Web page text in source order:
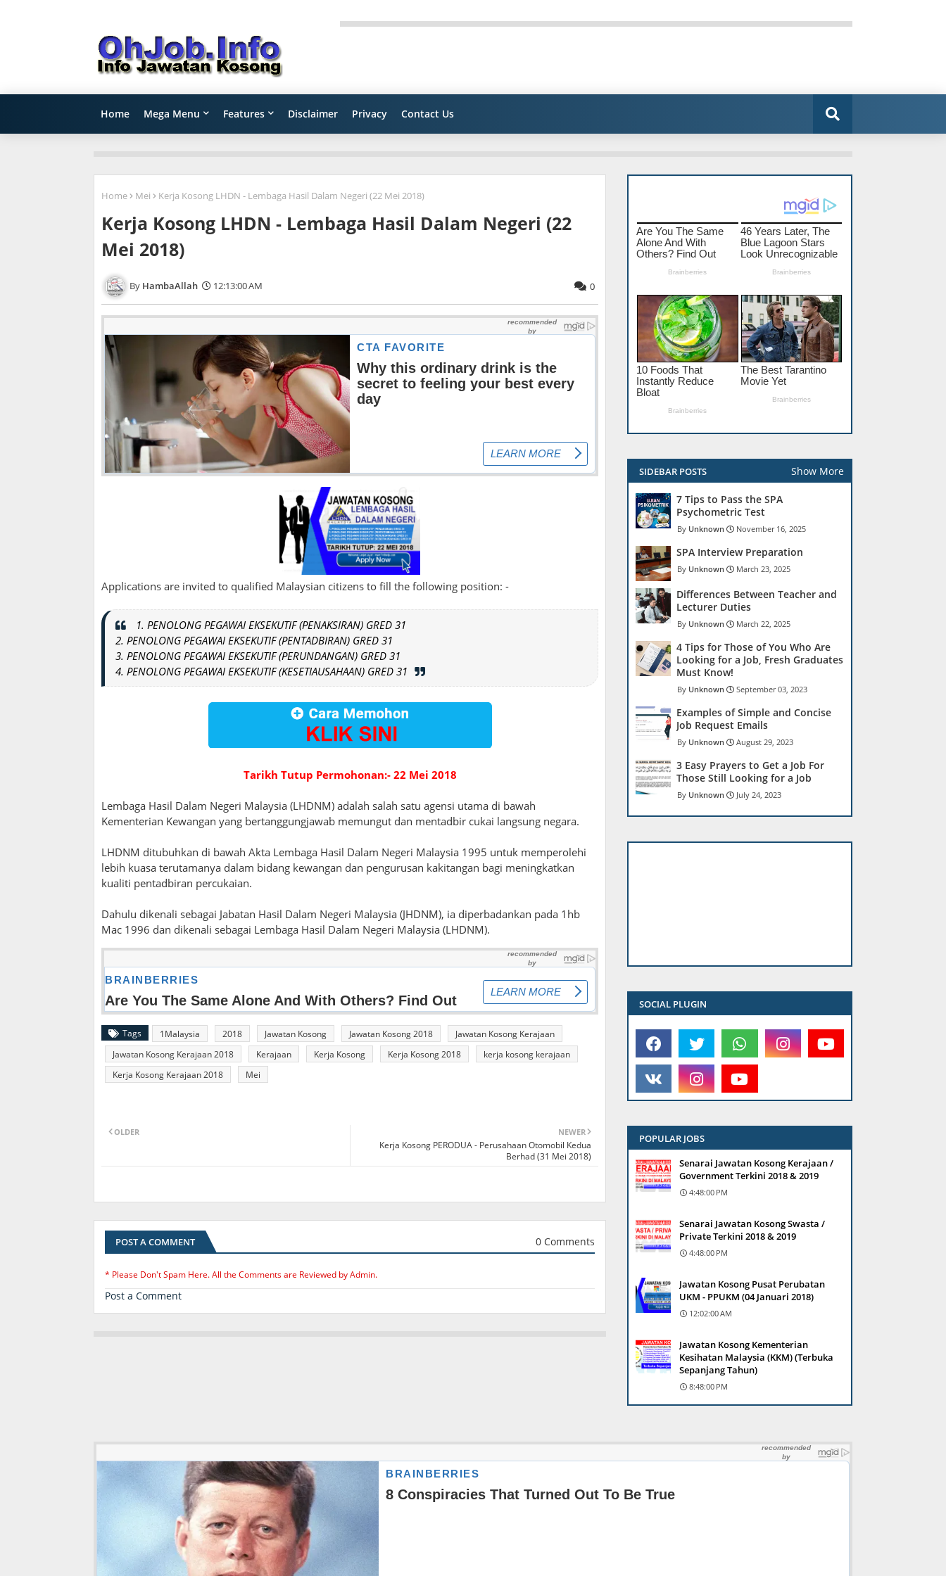
Home Mega Menu Features Disclaimer Privacy Contact Us
Home Mei Kerja Kosong LHDN - Lembaga Hasil Dalam Negeri (22 Mei 2018)
Kerja Kosong LHDN - Lembaga Hasil Dalam Negeri (22
Mei 2018)
HambaAllah 12:13:00 AM 0
Applications are invited to qualified Malaysian citizens to fill the following position: -
1. PENOLONG PEGAWAI EKSEKUTIF (PENAKSIRAN) GRED 31
2. PENOLONG PEGAWAI EKSEKUTIF (PENTADBIRAN) GRED 31
3. PENOLONG PEGAWAI EKSEKUTIF (PERUNDANGAN) GRED 31
4. PENOLONG PEGAWAI EKSEKUTIF (KESETIAUSAHAAN) GRED 31
Tarikh Tutup Permohonan:- 22 Mei 2018
Lembaga Hasil Dalam Negeri Malaysia (LHDNM) adalah salah satu agensi utama di bawah
Kementerian Kewangan yang bertanggungjawab memungut dan mentadbir cukai langsung negara.
LHDNM ditubuhkan di bawah Akta Lembaga Hasil Dalam Negeri Malaysia 1995 untuk memperolehi
lebih kuasa terutamanya dalam bidang kewangan dan pengurusan kakitangan bagi meningkatkan
kualiti pentadbiran percukaian.
Dahulu dikenali sebagai Jabatan Hasil Dalam Negeri Malaysia (JHDNM), ia diperbadankan pada 1hb
Mac 1996 dan dikenali sebagai Lembaga Hasil Dalam Negeri Malaysia (LHDNM).
Tags 1Malaysia 2018 Jawatan Kosong Jawatan Kosong 2018
Jawatan Kosong Kerajaan
Jawatan Kosong Kerajaan 2018
Kerajaan Kerja Kosong Kerja Kosong 2018
kerja kosong kerajaan
Kerja Kosong Kerajaan 2018
Mei
NEWER
Kerja Kosong PERODUA - Perusahaan Otomobil Kedua
Berhad (31 Mei 2018)
OLDER
POST A COMMENT 0 Comments
* Please Don't Spam Here. All the Comments are Reviewed by Admin.
Post a Comment
SIDEBAR POSTS Show More
7 Tips to Pass the SPA
Psychometric Test
Unknown November 16, 2025
SPA Interview Preparation
Unknown March 23, 2025
Differences Between Teacher and
Lecturer Duties
Unknown March 22, 2025
4 Tips for Those of You Who Are
Looking for a Job, Fresh Graduates
Must Know!
Unknown September 03, 2023
Examples of Simple and Concise
Job Request Emails
Unknown August 29, 2023
3 Easy Prayers to Get a Job For
Those Still Looking for a Job
Unknown July 24, 2023
SOCIAL PLUGIN
POPULAR JOBS
Senarai Jawatan Kosong Kerajaan /
Government Terkini 2018 & 2019
4:48:00 PM
Senarai Jawatan Kosong Swasta /
Private Terkini 2018 & 2019
4:48:00 PM
Jawatan Kosong Pusat Perubatan
UKM - PPUKM (04 Januari 2018)
12:02:00 AM
Jawatan Kosong Kementerian
Kesihatan Malaysia (KKM) (Terbuka
Sepanjang Tahun)
8:48:00 PM